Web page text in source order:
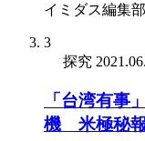
イミダス編集部
3
探究
「台湾有事
機 米極秘